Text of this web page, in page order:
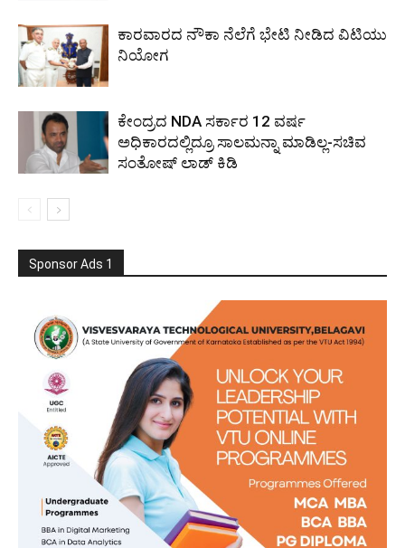
ಕಾರವಾರದ ನೌಕಾ ನೆಲೆಗೆ ಭೇಟಿ ನೀಡಿದ ವಿಟಿಯು
ನಿಯೋಗ
ಕೇಂದ್ರದ NDA ಸರ್ಕಾರ 12 ವರ್ಷ
ಅಧಿಕಾರದಲ್ಲಿದ್ರೂ ಸಾಲಮನ್ನಾ ಮಾಡಿಲ್ಲ-ಸಚಿವ
ಸಂತೋಷ್ ಲಾಡ್ ಕಿಡಿ
Sponsor Ads 1